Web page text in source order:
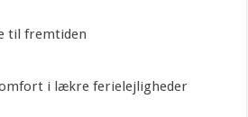
til fremtiden
i lækre ferielejligheder